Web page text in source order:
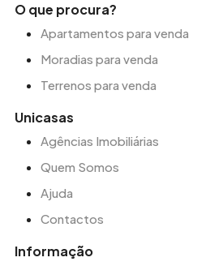
O que procura?
Apartamentos para venda
Moradias para venda
Terrenos para venda
Unicasas
Agências Imobiliárias
Quem Somos
Ajuda
Contactos
Informação